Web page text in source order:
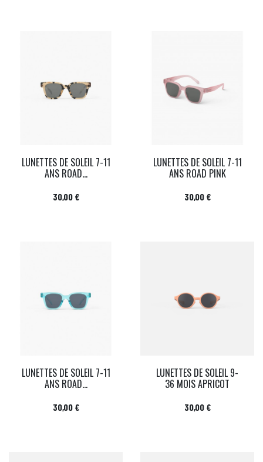
LUNETTES DE SOLEIL 7-11
ANS ROAD...
Prix
30,00 €
LUNETTES DE SOLEIL 7-11
ANS ROAD PINK
Prix
30,00 €
LUNETTES DE SOLEIL 7-11
ANS ROAD...
Prix
30,00 €
LUNETTES DE SOLEIL 9-
36 MOIS APRICOT
Prix
30,00 €